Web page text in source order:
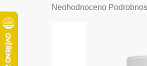
Průměrné
Neohodnoceno